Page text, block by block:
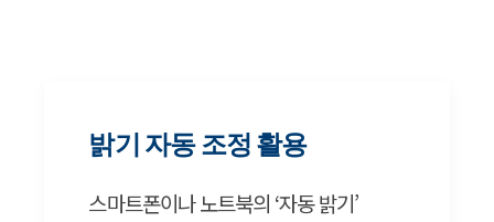
밝기 자동 조정 활용
스마트폰이나 노트북의 ‘자동 밝기’